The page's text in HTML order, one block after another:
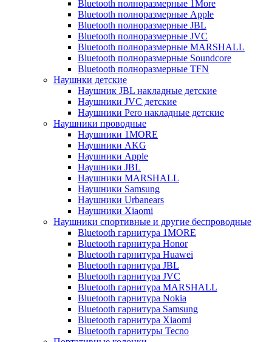
Bluetooth полноразмерные 1More
Bluetooth полноразмерные Apple
Bluetooth полноразмерные JBL
Bluetooth полноразмерные JVC
Bluetooth полноразмерные MARSHALL
Bluetooth полноразмерные Soundcore
Bluetooth полноразмерные TFN
Наушнки детские
Наушник JBL накладные детские
Наушники JVC детские
Наушники Pero накладные детские
Наушники проводные
Наушники 1MORE
Наушники AKG
Наушники Apple
Наушники JBL
Наушники MARSHALL
Наушники Samsung
Наушники Urbanears
Наушники Xiaomi
Наушники спортивные и другие беспроводные
Bluetooth гарнитура 1MORE
Bluetooth гарнитура Honor
Bluetooth гарнитура Huawei
Bluetooth гарнитура JBL
Bluetooth гарнитура JVC
Bluetooth гарнитура MARSHALL
Bluetooth гарнитура Nokia
Bluetooth гарнитура Samsung
Bluetooth гарнитура Xiaomi
Bluetooth гарнитуры Tecno